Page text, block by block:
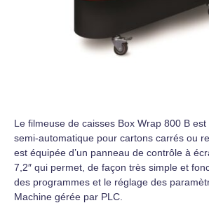
Le filmeuse de caisses Box Wrap 800 B
semi-automatique pour cartons carrés ou
est équipée d’un panneau de contrôle à
7,2″ qui permet, de façon très simple et
des programmes et le réglage des
Machine gérée par PLC.